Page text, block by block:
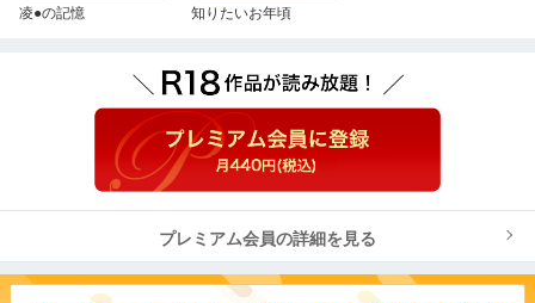
凌●の記憶 知りたいお年頃
プレミアム会員の詳細を見る